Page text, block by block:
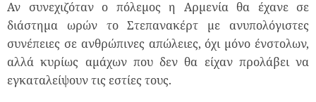
Αν συνεχιζόταν ο πόλεμος η Αρμενία θα έχανε σε
διάστημα ωρών το Στεπανακέρτ με ανυπολόγιστες
συνέπειες σε ανθρώπινες απώλειες, όχι μόνο ένστολων,
αλλά κυρίως αμάχων που δεν θα είχαν προλάβει να
εγκαταλείψουν τις εστίες τους.